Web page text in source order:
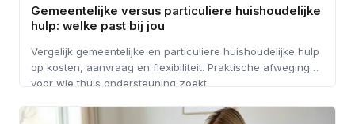
Gemeentelijke versus particuliere huishoudelijke
hulp: welke past bij jou
Vergelijk gemeentelijke en particuliere huishoudelijke hulp
op kosten, aanvraag en flexibiliteit. Praktische afwegingen
voor wie thuis ondersteuning zoekt.